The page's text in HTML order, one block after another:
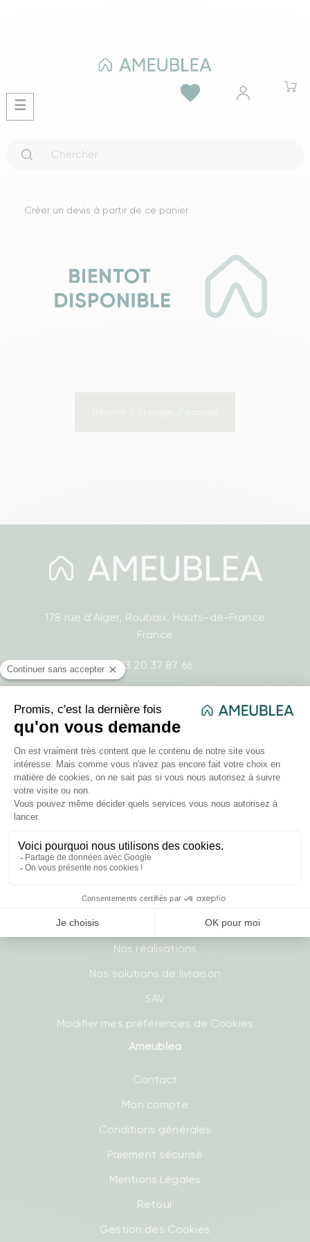
Basculer
la
☰
favorite
Créer un devis à partir de ce panier
178 rue d'Alger, Roubaix, Hauts-de-France
France
03 20 37 87 66
- Mardi : 8h30-17h
- Mercredi : 8h30-17h
- Jeudi : 8h30-17h
- Vendredi : 8h30-17h
contact@ameublea.fr
Liens utiles
Comment ça marche ?
Qui sommes-nous ?
Nos réalisations
Nos solutions de livraison
SAV
Modifier mes préférences de Cookies
Ameublea
Contact
Mon compte
Conditions générales
Paiement sécurisé
Mentions Légales
Retour
Gestion des Cookies